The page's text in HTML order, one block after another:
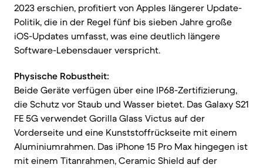
2023 erschien, profitiert von Apples längerer Update-
Politik, die in der Regel fünf bis sieben Jahre große
iOS-Updates umfasst, was eine deutlich längere
Software-Lebensdauer verspricht.
Physische Robustheit:
Beide Geräte verfügen über eine IP68-Zertifizierung,
die Schutz vor Staub und Wasser bietet. Das Galaxy S21
FE 5G verwendet Gorilla Glass Victus auf der
Vorderseite und eine Kunststoffrückseite mit einem
Aluminiumrahmen. Das iPhone 15 Pro Max hingegen ist
mit einem Titanrahmen, Ceramic Shield auf der